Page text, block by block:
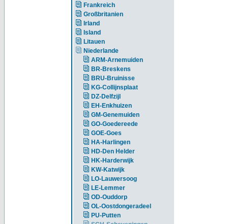
Frankreich
Großbritanien
Irland
Island
Litauen
Niederlande
ARM-Arnemuiden
BR-Breskens
BRU-Bruinisse
KG-Collijnsplaat
DZ-Delfzijl
EH-Enkhuizen
GM-Genemuiden
GO-Goedereede
GOE-Goes
HA-Harlingen
HD-Den Helder
HK-Harderwijk
KW-Katwijk
LO-Lauwersoog
LE-Lemmer
OD-Ouddorp
OL-Oostdongeradeel
PU-Putten